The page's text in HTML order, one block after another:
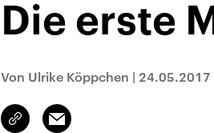
Die erste
Von Ulrike Köppchen | 24.05.2017
Link
kopieren/teilen
Email